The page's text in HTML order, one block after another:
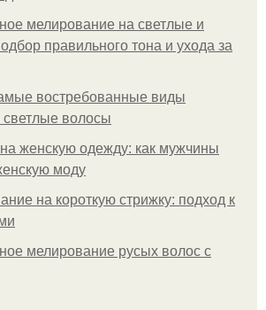
мелирование на светлые и
правильного тона и ухода за
востребованные виды
волосы
женскую одежду: как мужчины
моду
на короткую стрижку: подход к
мелирование русых волос с